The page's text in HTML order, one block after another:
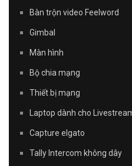
Bàn trộn video Feelword
Gimbal
Màn hình
Bộ chia mạng
Thiết bị mạng
Laptop dành cho
Capture elgato
Tally Intercom không dây